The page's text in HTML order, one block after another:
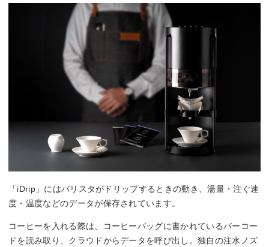
「iDrip」にはバリスタがドリップするときの動き、湯量・注ぐ速
度・温度などのデータが保存されています。
コーヒーを入れる際は、コーヒーバッグに書かれているバーコー
ドを読み取り、クラウドからデータを呼び出し。独自の注水ノズ